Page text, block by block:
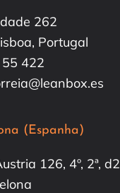
262
Portugal
422
(Espanha)
126, 4º, 2ª, d2